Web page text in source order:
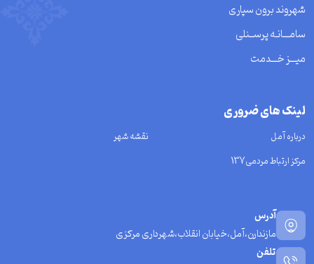
شهروند برون سپاری
سامـــانـه پرســنلی
میـــز خـــدمت
لینک های ضروری
درباره آمل
نقشه شهر
مرکز ارتباط مردمی137
آدرس
مازندارن،آمل،خیابان انقلاب،شهرداری مرکزی
تلفن